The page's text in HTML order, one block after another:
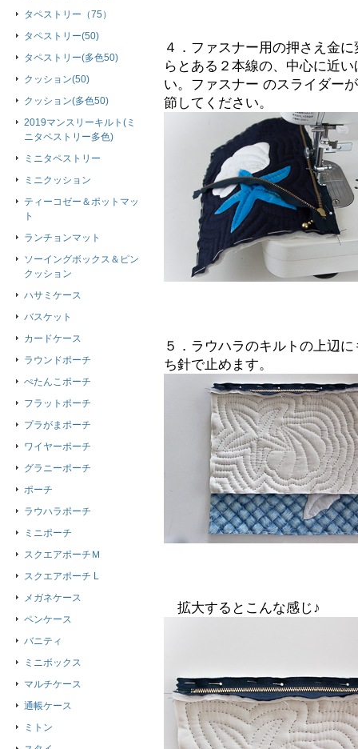
４．ファスナー用の押さえ金
らとある２本線の、中心に近
い。ファスナー のスライダー
節してください。
５．ラウハラのキルトの上辺
ち針で止めます。
拡大するとこんな感じ♪
タペストリー（75）
タペストリー(50)
タペストリー(多色50)
クッション(50)
クッション(多色50)
2019マンスリーキルト(ミ
ニタペストリー多色)
ミニタペストリー
ミニクッション
ティーコゼー＆ポットマッ
ト
ランチョンマット
ソーイングボックス＆ピン
クッション
ハサミケース
バスケット
カードケース
ラウンドポーチ
ぺたんこポーチ
フラットポーチ
プラがまポーチ
ワイヤーポーチ
グラニーポーチ
ポーチ
ラウハラポーチ
ミニポーチ
スクエアポーチＭ
スクエアポーチ L
メガネケース
ペンケース
バニティ
ミニボックス
マルチケース
通帳ケース
ミトン